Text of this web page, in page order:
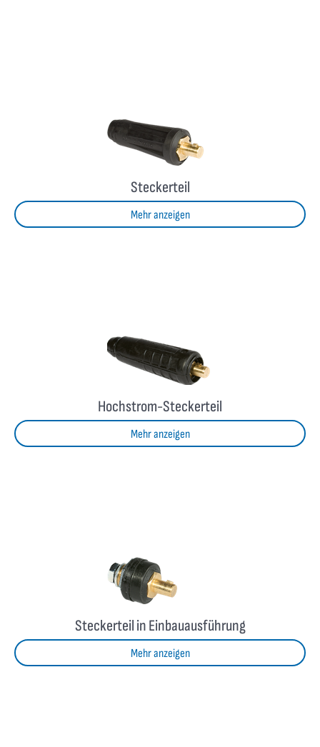
Steckerteil
Mehr anzeigen
Hochstrom-Steckerteil
Mehr anzeigen
Steckerteil in Einbauausführung
Mehr anzeigen